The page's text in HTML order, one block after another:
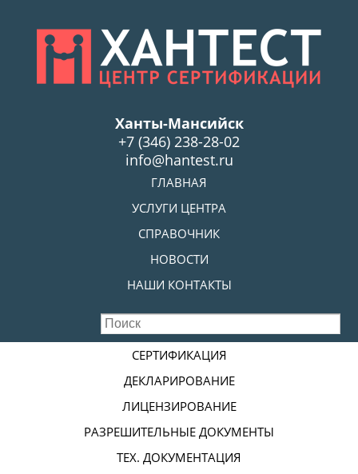
Ханты-Мансийск
+7 (346) 238-28-02
info@hantest.ru
ГЛАВНАЯ
УСЛУГИ ЦЕНТРА
СПРАВОЧНИК
НОВОСТИ
НАШИ КОНТАКТЫ
СЕРТИФИКАЦИЯ
ДЕКЛАРИРОВАНИЕ
ЛИЦЕНЗИРОВАНИЕ
РАЗРЕШИТЕЛЬНЫЕ ДОКУМЕНТЫ
ТЕХ. ДОКУМЕНТАЦИЯ